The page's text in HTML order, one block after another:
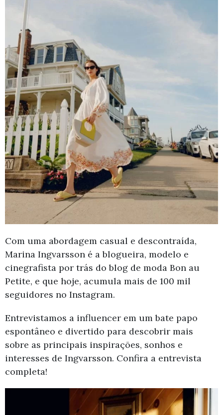
Com uma abordagem casual e descontraída,
Marina Ingvarsson é a blogueira, modelo e
cinegrafista por trás do blog de moda Bon au
Petite, e que hoje, acumula mais de 100 mil
seguidores no Instagram.
Entrevistamos a influencer em um bate papo
espontâneo e divertido para descobrir mais
sobre as principais inspirações, sonhos e
interesses de Ingvarsson. Confira a entrevista
completa!